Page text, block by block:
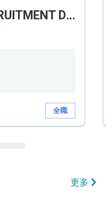
THE REPULSE BAY RECRUITMENT DAY 淺水灣影灣園人才招聘會
全職
更多